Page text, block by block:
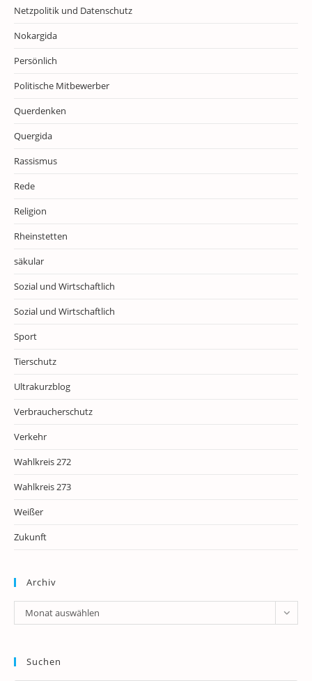
Netzpolitik und Datenschutz
Nokargida
Persönlich
Politische Mitbewerber
Querdenken
Quergida
Rassismus
Rede
Religion
Rheinstetten
säkular
Sozial und Wirtschaftlich
Sozial und Wirtschaftlich
Sport
Tierschutz
Ultrakurzblog
Verbraucherschutz
Verkehr
Wahlkreis 272
Wahlkreis 273
Weißer
Zukunft
Archiv
Archiv
Monat auswählen
Suchen